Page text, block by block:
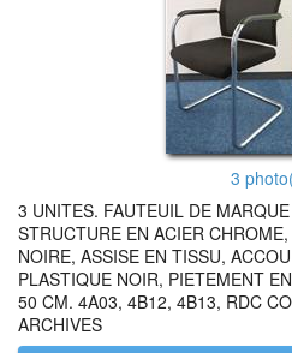
3
3 UNITES. FAUTEUIL DE
STRUCTURE EN ACIER
NOIRE, ASSISE EN TISSU,
PLASTIQUE NOIR, PIETEMENT
50 CM. 4A03, 4B12, 4B13, RDC
ARCHIVES